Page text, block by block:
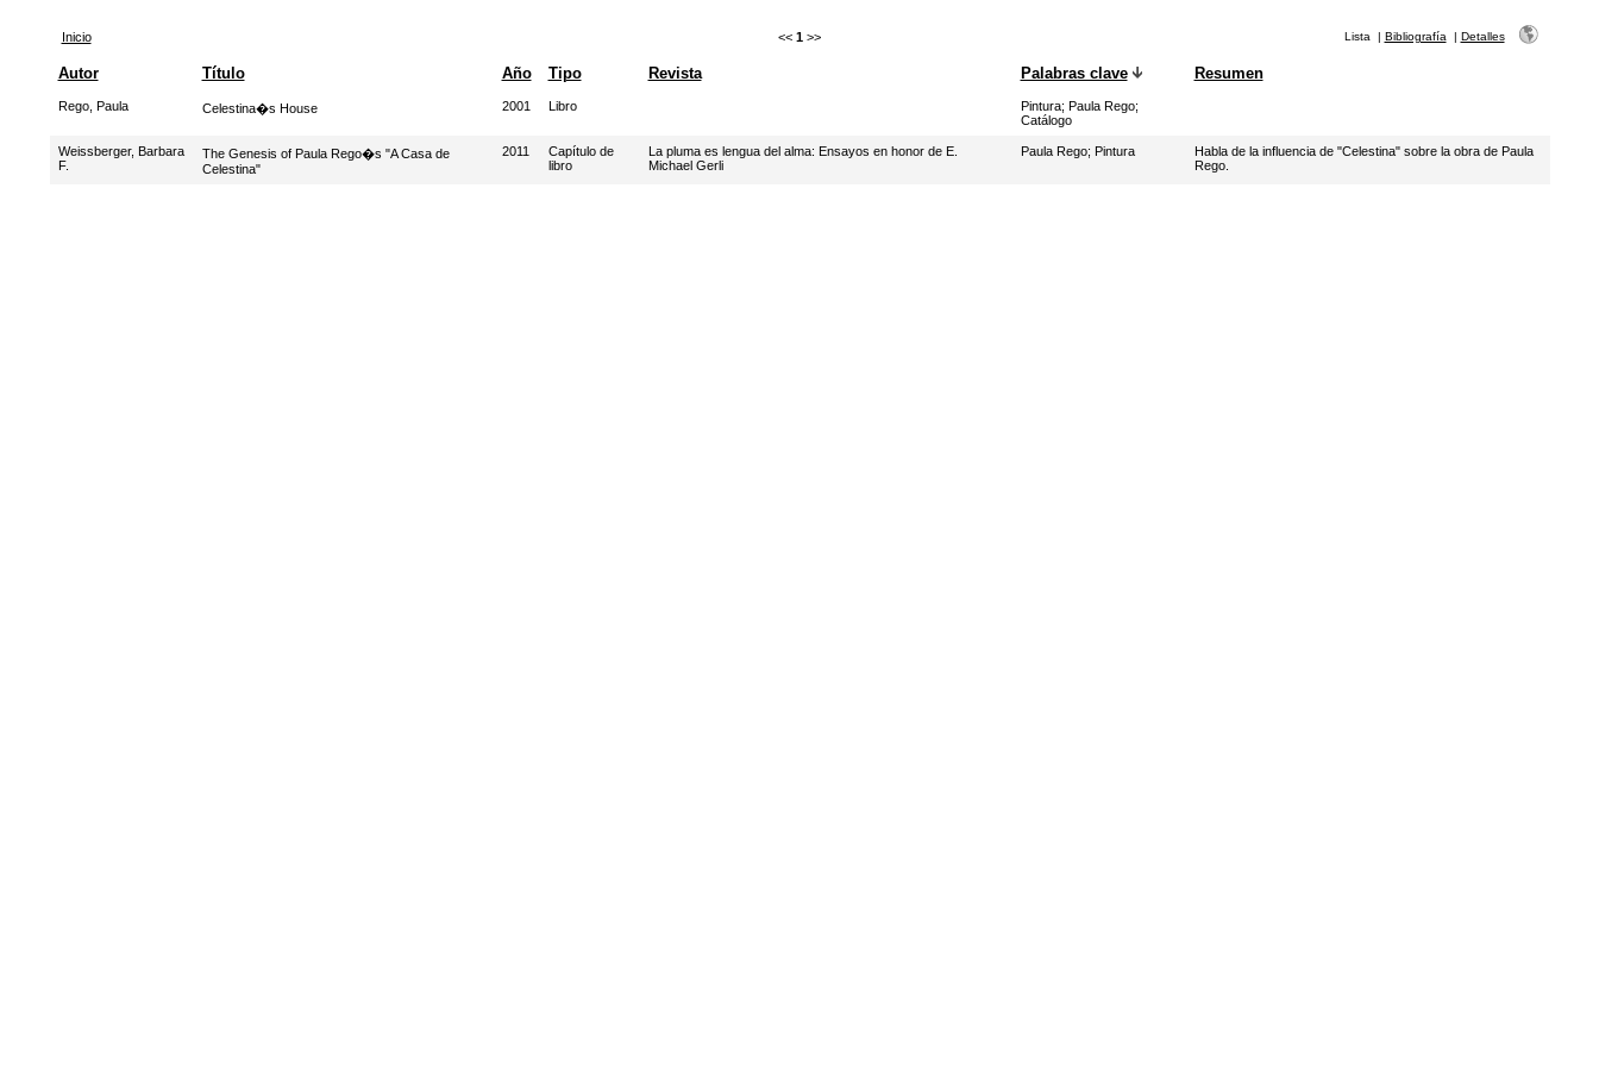
Inicio << 1 >> Lista | Bibliografía | Detalles
Autor Título Año Tipo Revista Palabras clave Resumen
Rego, Paula Celestina�s House 2001 Libro Pintura; Paula Rego;
Catálogo
Weissberger, Barbara
F.
The Genesis of Paula Rego�s "A Casa de
Celestina"
2011
Capítulo de
libro
La pluma es lengua del alma: Ensayos en honor de E.
Michael Gerli
Paula Rego; Pintura
Habla de la influencia de "Celestina" sobre la obra de Paula
Rego.